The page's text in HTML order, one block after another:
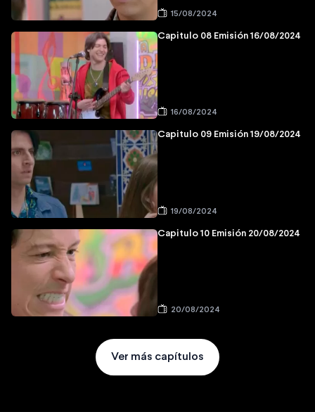
15/08/2024
Capitulo 08 Emisión 16/08/2024
16/08/2024
Capitulo 09 Emisión 19/08/2024
19/08/2024
Capitulo 10 Emisión 20/08/2024
20/08/2024
Ver más capítulos